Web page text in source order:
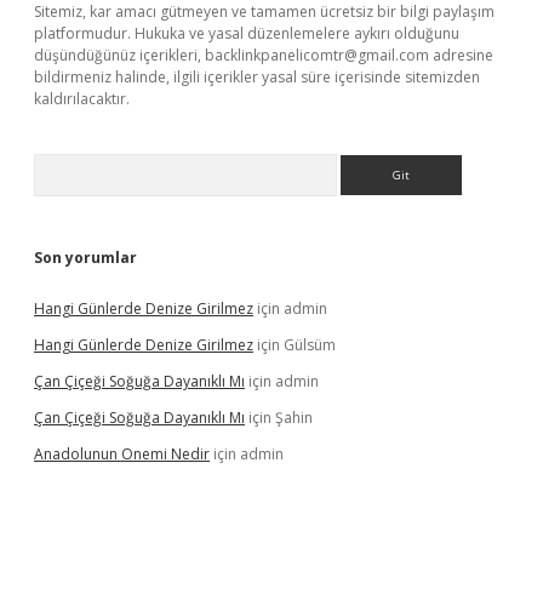
Sitemiz, kar amacı gütmeyen ve tamamen ücretsiz bir bilgi paylaşım
platformudur. Hukuka ve yasal düzenlemelere aykırı olduğunu
düşündüğünüz içerikleri, backlinkpanelicomtr@gmail.com adresine
bildirmeniz halinde, ilgili içerikler yasal süre içerisinde sitemizden
kaldırılacaktır.
Son yorumlar
Hangi Günlerde Denize Girilmez için admin
Hangi Günlerde Denize Girilmez için Gülsüm
Çan Çiçeği Soğuğa Dayanıklı Mı için admin
Çan Çiçeği Soğuğa Dayanıklı Mı için Şahin
Anadolunun Onemi Nedir için admin